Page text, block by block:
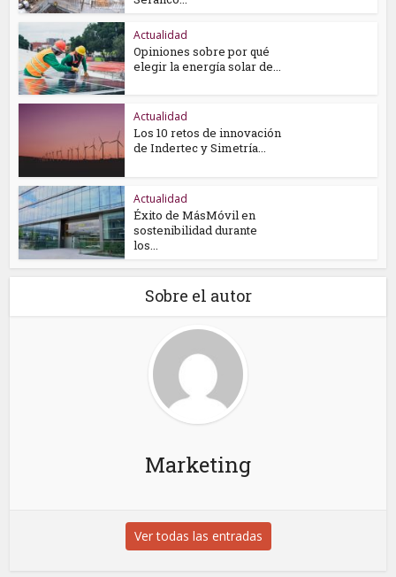
Actualidad
Opiniones sobre por qué
elegir la energía solar de...
Actualidad
Los 10 retos de innovación
de Indertec y Simetría...
Actualidad
Éxito de MásMóvil en
sostenibilidad durante
los...
Sobre el autor
Marketing
Ver todas las entradas